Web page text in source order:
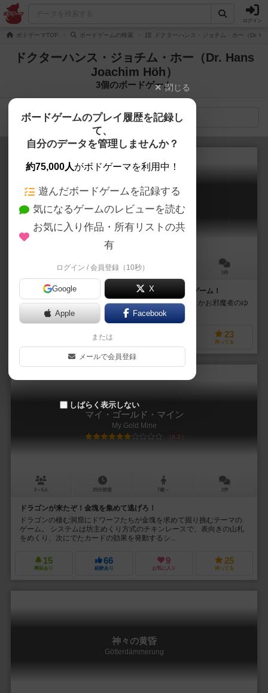
ログイン
ボドゲーマTOP ボードゲームの検索 ドクターハンス・ジョチム・ホー（Dr.
ドクターハンス・ジョチム・ホー（Dr. Hans
Joachim Höh）
3個のボードゲーム
検索メニュー
フィード ザ クラーケン
Feed the Kraken
45～90分 1件
見た目に反して１時間以内で終わる正体隠匿系ボードゲーム！
アバロンとか人狼とかのガッツリ系じゃなく、BANGとかお邪魔者のゆ
るめよりの正体隠匿系
75
経験あり
23
持ってる
マイ・ゴールド・マイン
My Gold Mine
6.2
2～6人 25分前後 7歳～ 2件
ドラゴンが来たぞ！金塊を集めて逃げろ！
ドラゴンの棲む洞窟にドワーフたちが金塊を求めて掘り挑むテーマの
ゲーム。 システムは坊主めくり方式のチキンレースで、表向きの山札
をめくり、次にでたカードの効果を発動するシ...
15
興味あり
66
経験あり
9
お気に入り
25
持ってる
神々の黄昏
Götterdämmerung
閉じる
ボードゲームのプレイ履歴を記録し
て、
自分のデータを管理しませんか？
約75,000人がボドゲーマを利用中！
遊んだボードゲームを記録する
気になるゲームのレビューを読む
お気に入り作品・所有リストの共
有
ログイン / 会員登録（10秒）
Google X
Apple Facebook
または
メールで会員登録
しばらく表示しない